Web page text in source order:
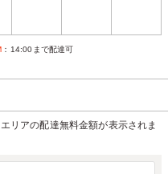
：14:00まで配達可
リアの配達無料金額が表示されま